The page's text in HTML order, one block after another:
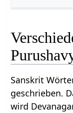
Sanskrit
geschrieben.
wird